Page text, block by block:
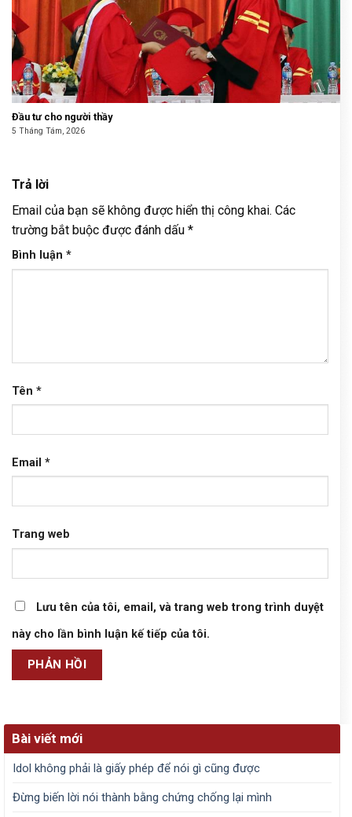
Đầu tư cho người thầy
5 Tháng Tám, 2026
Trả lời
Email của bạn sẽ không được hiển thị công khai. Các
trường bắt buộc được đánh dấu *
Bình luận *
Tên *
Email *
Trang web
Lưu tên của tôi, email, và trang web trong trình duyệt
này cho lần bình luận kế tiếp của tôi.
Bài viết mới
Idol không phải là giấy phép để nói gì cũng được
Đừng biến lời nói thành bằng chứng chống lại mình